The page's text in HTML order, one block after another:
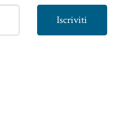
Iscriviti